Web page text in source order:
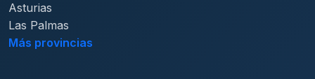
Asturias
Las Palmas
Más provincias